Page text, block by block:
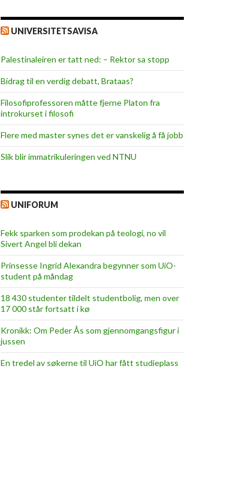
UNIVERSITETSAVISA
Palestinaleiren er tatt ned: – Rektor sa stopp
Bidrag til en verdig debatt, Brataas?
Filosofiprofessoren måtte fjerne Platon fra
introkurset i filosofi
Flere med master synes det er vanskelig å få jobb
Slik blir immatrikuleringen ved NTNU
UNIFORUM
Fekk sparken som prodekan på teologi, no vil
Sivert Angel bli dekan
Prinsesse Ingrid Alexandra begynner som UiO-
student på måndag
18 430 studenter tildelt studentbolig, men over
17 000 står fortsatt i kø
Kronikk: Om Peder Ås som gjennomgangsfigur i
jussen
En tredel av søkerne til UiO har fått studieplass